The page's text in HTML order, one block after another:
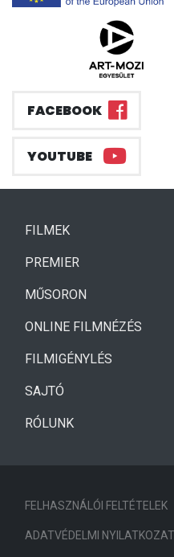
FACEBOOK
YOUTUBE
FILMEK(CURRENT)
PREMIER
MŰSORON
ONLINE FILMNÉZÉS
FILMIGÉNYLÉS
SAJTÓ
RÓLUNK
FELHASZNÁLÓI FELTÉTELEK
ADATVÉDELMI NYILATKOZAT